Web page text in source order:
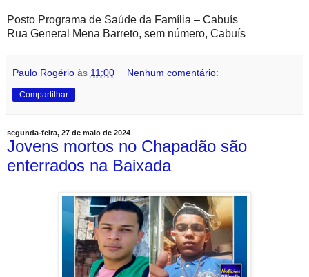
Posto Programa de Saúde da Família – Cabuís
Rua General Mena Barreto, sem número, Cabuís
Paulo Rogério às 11:00 Nenhum comentário:
Compartilhar
segunda-feira, 27 de maio de 2024
Jovens mortos no Chapadão são
enterrados na Baixada